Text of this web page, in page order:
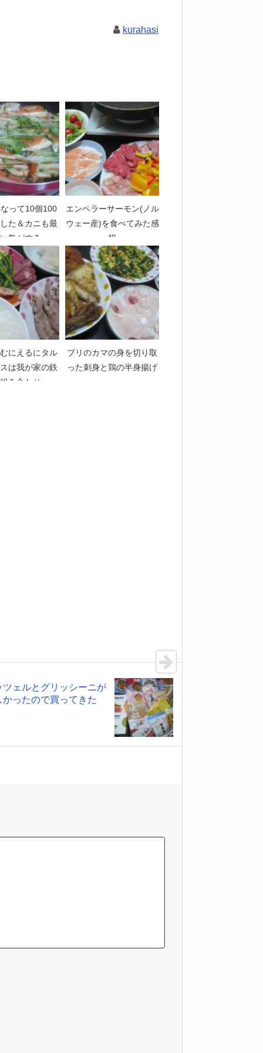
kurahasi
って10個100
た＆カニも最
気がする
エンペラーサーモン(ノル
ウェー産)を食べてみた感
想
にえるにタル
は我が家の鉄
み合わせ
ブリのカマの身を切り取
った刺身と鶏の半身揚げ
ツェルとグリッシーニが
かったので買ってきた